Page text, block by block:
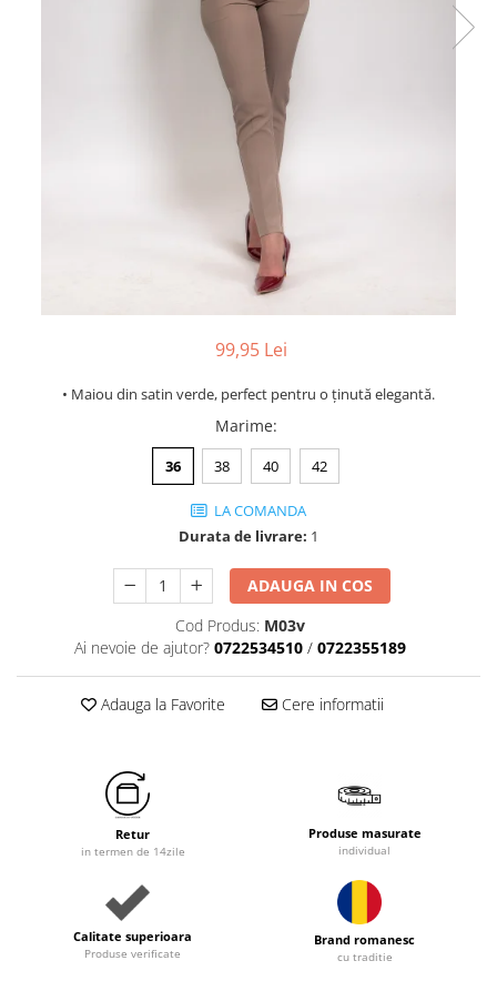
99,95 Lei
• Maiou din satin verde, perfect pentru o ținută elegantă.
Marime:
36 38 40 42
LA COMANDA
Durata de livrare: 1
ADAUGA IN COS
Cod Produs: M03v
Ai nevoie de ajutor? 0722534510 / 0722355189
Adauga la Favorite Cere informatii
Retur
in termen de 14zile
Produse masurate
individual
Calitate superioara
Produse verificate
Brand romanesc
cu traditie